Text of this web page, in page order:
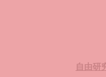
自由研